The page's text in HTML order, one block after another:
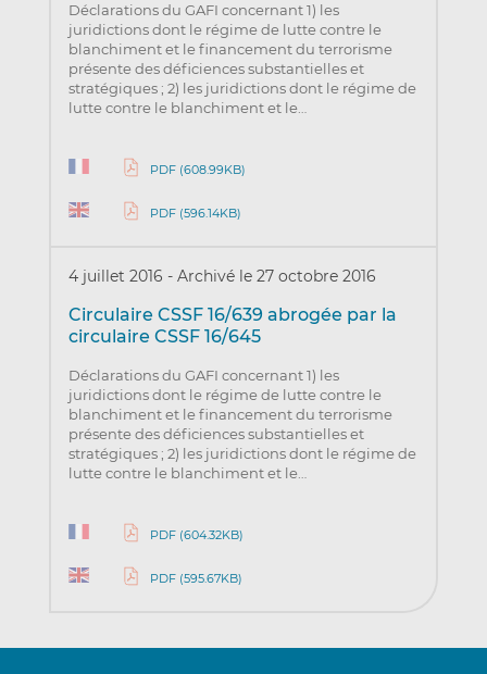
Déclarations du GAFI concernant 1) les
juridictions dont le régime de lutte contre le
blanchiment et le financement du terrorisme
présente des déficiences substantielles et
stratégiques ; 2) les juridictions dont le régime de
lutte contre le blanchiment et le…
PDF (608.99KB)
PDF (596.14KB)
4 juillet 2016 - Archivé le 27 octobre 2016
Circulaire CSSF 16/639 abrogée par la
circulaire CSSF 16/645
Déclarations du GAFI concernant 1) les
juridictions dont le régime de lutte contre le
blanchiment et le financement du terrorisme
présente des déficiences substantielles et
stratégiques ; 2) les juridictions dont le régime de
lutte contre le blanchiment et le…
PDF (604.32KB)
PDF (595.67KB)